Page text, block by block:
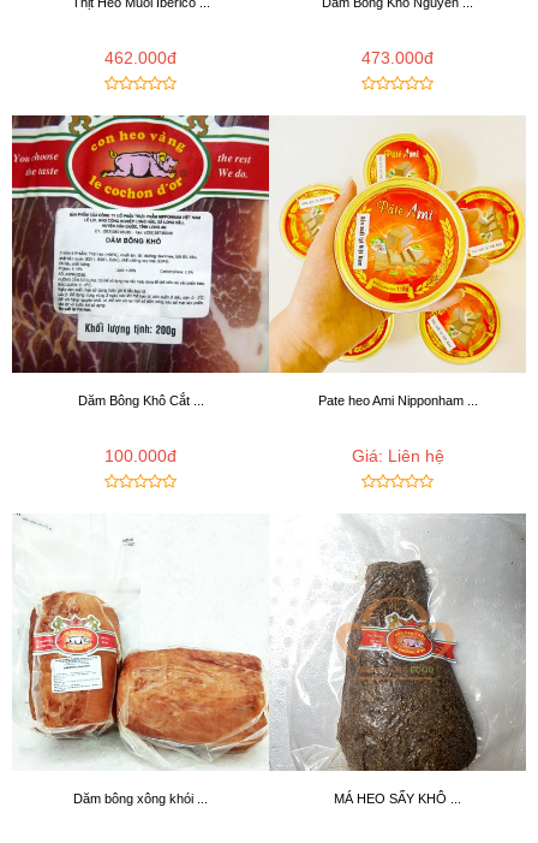
462.000đ 473.000đ
Dăm Bông Khô Cắt ...
100.000đ
Pate heo Ami Nipponham ...
Giá: Liên hệ
Dăm bông xông khói ... MÁ HEO SẤY KHÔ ...